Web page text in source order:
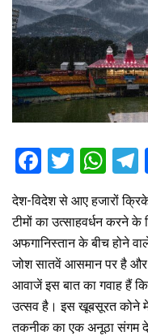
F
a
ce
b
o
o
k
T
tt
er
W
h
at
s
A
p
p
el
देश-विदेश से आए हजारों
टीमों का उत्साहवर्धन करने
अफगानिस्तान के बीच होने
जोश सातवें आसमान पर है और
आवाजें इस बात का गवाह हैं
उत्सव है। इस खूबसूरत
तकनीक का एक अनूठा संगम